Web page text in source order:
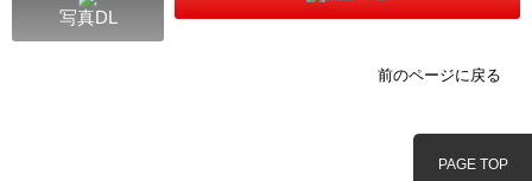
写真DL
前のページに戻る
PAGE TOP